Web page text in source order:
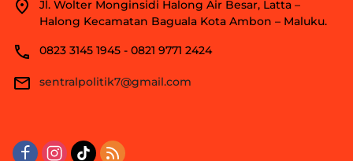
Jl. Wolter Monginsidi Halong Air Besar, Latta –
Halong Kecamatan Baguala Kota Ambon – Maluku.
0823 3145 1945 - 0821 9771 2424
sentralpolitik7@gmail.com